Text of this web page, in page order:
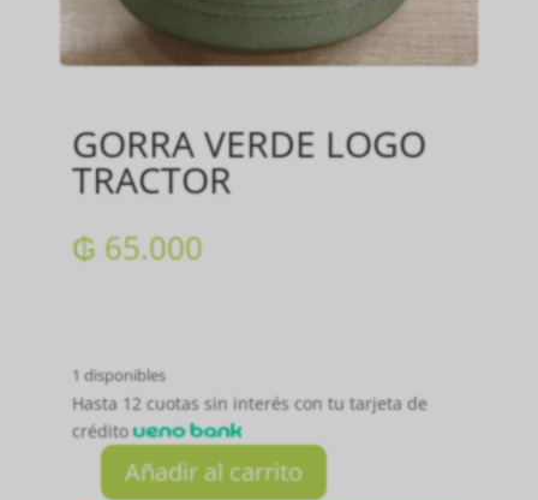
GORRA VERDE LOGO
TRACTOR
₲ 65.000
1 disponibles
Hasta 12 cuotas sin interés con tu tarjeta de
crédito
GORRAAñadir al carrito